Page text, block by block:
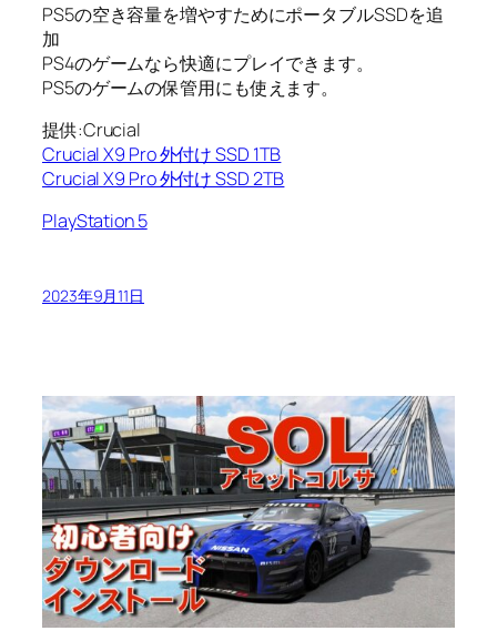
PS5の空き容量を増やすためにポータブルSSDを追
加
PS4のゲームなら快適にプレイできます。
PS5のゲームの保管用にも使えます。
提供:Crucial
Crucial X9 Pro 外付け SSD 1TB
Crucial X9 Pro 外付け SSD 2TB
PlayStation 5
2023年9月11日